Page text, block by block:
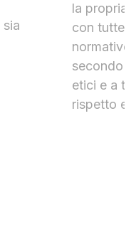
la propria
con tutte
normative
secondo i
etici e a
rispetto e